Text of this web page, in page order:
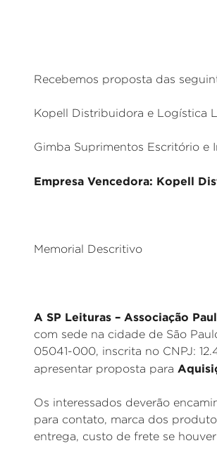
Recebemos proposta das
Kopell Distribuidora e Logística
Gimba Suprimentos Escritório e
Empresa Vencedora: Kopell
Memorial Descritivo
A SP Leituras – Associação
com sede na cidade de São
05041-000, inscrita no CNPJ:
apresentar proposta para
Os interessados deverão
para contato, marca dos
entrega, custo de frete se